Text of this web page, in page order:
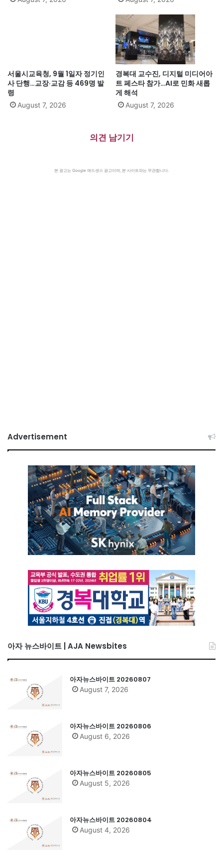
서울시교육청, 9월 1일자 정기인
사 단행…교장·교감 등 469명 발
령
August 7, 2026
경복대 교수진, 디지털 미디어아
트 페스타 참가…AI로 민화 새롭
게 해석
August 7, 2026
의견 남기기
본 광고는 Google 애드센스 광고이며, 본 사이트와는 무관합니다.
Advertisement
아자 뉴스바이트 | AJA Newsbites
아자뉴스바이트 20260807
August 7, 2026
아자뉴스바이트 20260806
August 6, 2026
아자뉴스바이트 20260805
August 5, 2026
아자뉴스바이트 20260804
August 4, 2026